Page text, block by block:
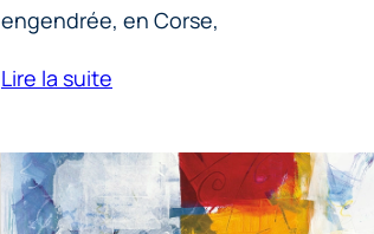
engendrée, en Corse,
Lire la suite